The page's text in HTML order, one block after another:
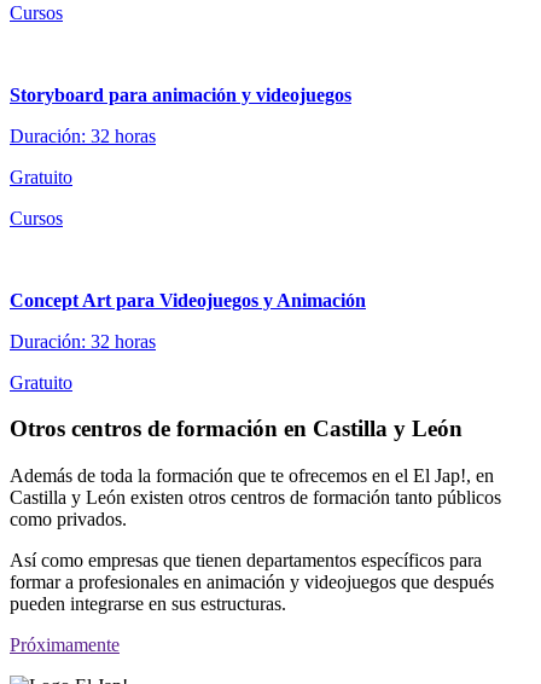
Cursos
Storyboard para animación y videojuegos
Duración: 32 horas
Gratuito
Cursos
Concept Art para Videojuegos y Animación
Duración: 32 horas
Gratuito
Otros centros de formación en Castilla y León
Además de toda la formación que te ofrecemos en el El Jap!, en
Castilla y León existen otros centros de formación tanto públicos
como privados.
Así como empresas que tienen departamentos específicos para
formar a profesionales en animación y videojuegos que después
pueden integrarse en sus estructuras.
Próximamente